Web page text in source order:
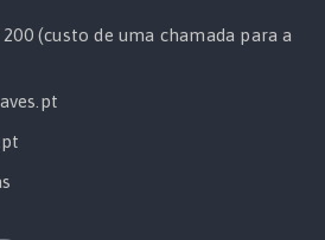
(custo de uma chamada para a